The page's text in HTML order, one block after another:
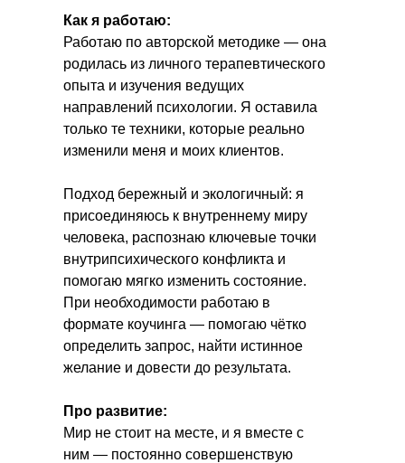
Как я работаю:
Работаю по авторской методике — она
родилась из личного терапевтического
опыта и изучения ведущих
направлений психологии. Я оставила
только те техники, которые реально
изменили меня и моих клиентов.
Подход бережный и экологичный: я
присоединяюсь к внутреннему миру
человека, распознаю ключевые точки
внутрипсихического конфликта и
помогаю мягко изменить состояние.
При необходимости работаю в
формате коучинга — помогаю чётко
определить запрос, найти истинное
желание и довести до результата.
Про развитие:
Мир не стоит на месте, и я вместе с
ним — постоянно совершенствую